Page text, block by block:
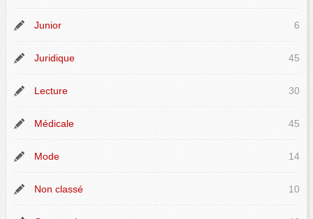
Junior 6
Juridique 45
Lecture 30
Médicale 45
Mode 14
Non classé 10